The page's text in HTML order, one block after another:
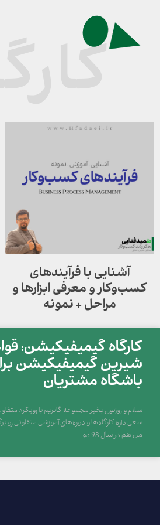
آشنایی با فرآیندهای
کسب‌وکار و معرفی ابزارها و
مراحل + نمونه
کارگاه گیمیفیکیشن:
شیرین گیمیفیکیشن
باشگاه مشتریان
سلام و روزتون بخیر مجموعه گاتریم با رویکرد
سعی داره کارگاه‌ها و دوره‌های آموزشی متفاوتی رو
من هم در سال 98 دو